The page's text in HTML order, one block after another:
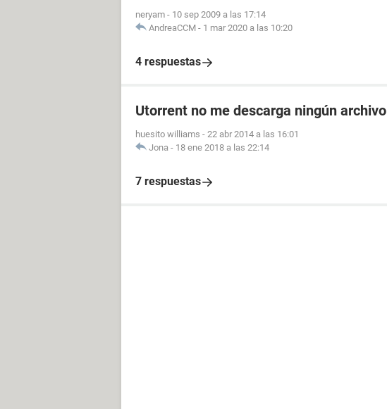
neryam - 10 sep 2009 a las 17:14
AndreaCCM - 1 mar 2020 a las 10:20
4 respuestas
Utorrent no me descarga ningún archivo
huesito williams - 22 abr 2014 a las 16:01
Jona - 18 ene 2018 a las 22:14
7 respuestas